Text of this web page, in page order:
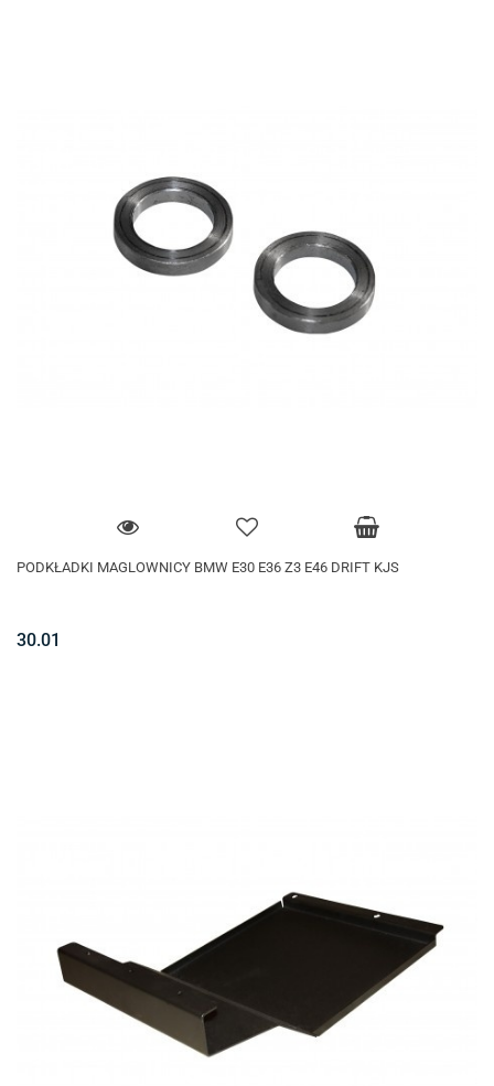
PODKŁADKI MAGLOWNICY BMW E30 E36 Z3 E46 DRIFT KJS
30.01